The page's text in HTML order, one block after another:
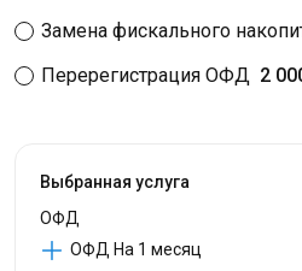
Замена фискального
Перерегистрация ОФД 2
Выбранная услуга
ОФД
ОФД На 1 месяц